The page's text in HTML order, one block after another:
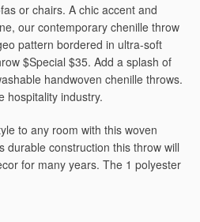
or chairs. A chic accent and
our contemporary chenille throw
pattern bordered in ultra-soft
$Special $35. Add a splash of
handwoven chenille throws.
hospitality industry.
to any room with this woven
durable construction this throw will
for many years. The 1 polyester